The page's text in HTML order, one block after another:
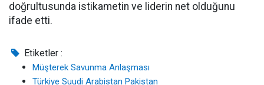
doğrultusunda istikametin ve liderin net olduğunu
ifade etti.
Etiketler :
Müşterek Savunma Anlaşması
Türkiye Suudi Arabistan Pakistan